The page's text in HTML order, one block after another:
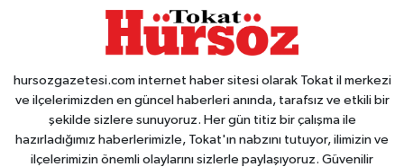
hursozgazetesi.com internet haber sitesi olarak Tokat il merkezi
ve ilçelerimizden en güncel haberleri anında, tarafsız ve etkili bir
şekilde sizlere sunuyoruz. Her gün titiz bir çalışma ile
hazırladığımız haberlerimizle, Tokat'ın nabzını tutuyor, ilimizin ve
ilçelerimizin önemli olaylarını sizlerle paylaşıyoruz. Güvenilir